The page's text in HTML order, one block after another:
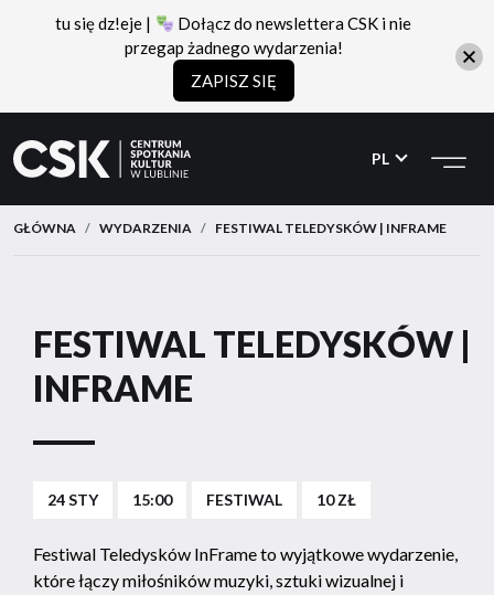
CSK
do
menu
do
treści
PL
GŁÓWNA WYDARZENIA FESTIWAL TELEDYSKÓW | INFRAME
FESTIWAL TELEDYSKÓW |
INFRAME
24 STY 15:00 FESTIWAL 10 ZŁ
Festiwal Teledysków InFrame to wyjątkowe wydarzenie,
które łączy miłośników muzyki, sztuki wizualnej i
tu się dz!eje |
Dołącz do newslettera CSK i nie
przegap żadnego wydarzenia!
ZAPISZ SIĘ